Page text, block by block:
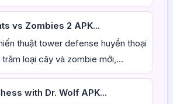
vs Zombies 2 APK...
thuật tower defense huyền thoại
trăm loại cây và zombie mới,...
with Dr. Wolf APK...